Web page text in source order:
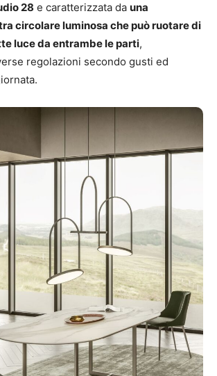
28 e caratterizzata da una
circolare luminosa che può ruotare di
luce da entrambe le parti,
regolazioni secondo gusti ed